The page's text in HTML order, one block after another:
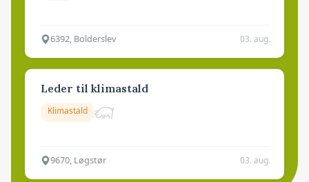
6392, Bolderslev 03. aug.
Leder til klimastald
Klimastald
9670, Løgstør 03. aug.